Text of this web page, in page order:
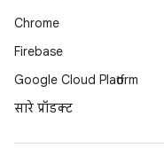
Chrome
Firebase
Google Cloud Platform
सारे प्रॉडक्ट